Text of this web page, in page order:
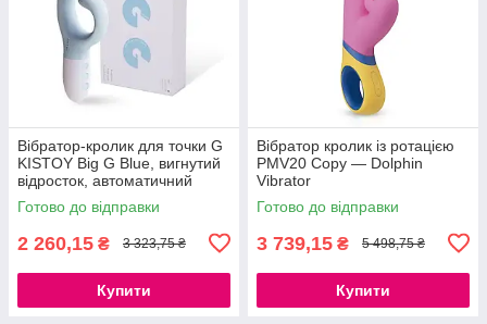
Вібратор-кролик для точки G
KISTOY Big G Blue, вигнутий
відросток, автоматичний
підігрів
Готово до відправки
2 260,15 ₴ 3 323,75 ₴
Купити
Вібратор кролик із ротацією
PMV20 Copy — Dolphin
Vibrator
Готово до відправки
3 739,15 ₴ 5 498,75 ₴
Купити